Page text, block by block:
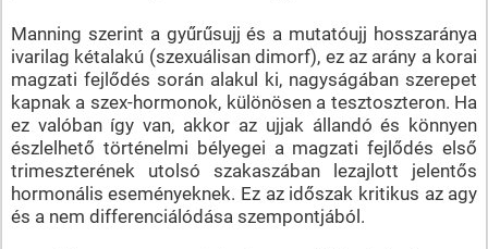
Manning szerint a gyűrűsujj és a mutatóujj hosszaránya
ivarilag kétalakú (szexuálisan dimorf), ez az arány a korai
magzati fejlődés során alakul ki, nagyságában szerepet
kapnak a szex-hormonok, különösen a tesztoszteron. Ha
ez valóban így van, akkor az ujjak állandó és könnyen
észlelhető történelmi bélyegei a magzati fejlődés első
trimeszterének utolsó szakaszában lezajlott jelentős
hormonális eseményeknek. Ez az időszak kritikus az agy
és a nem differenciálódása szempontjából.